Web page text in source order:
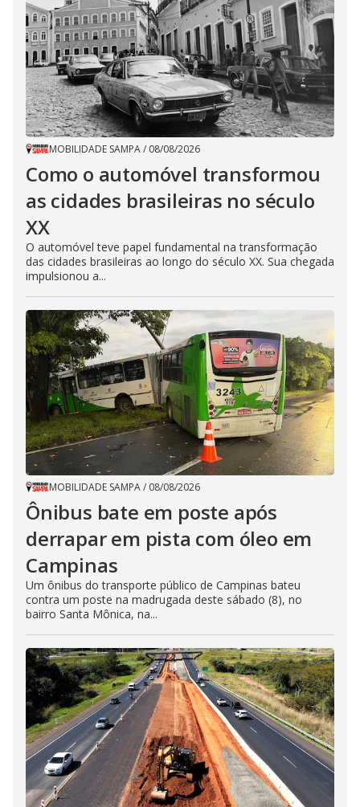
MOBILIDADE SAMPA/ 08/08/2026
Como o automóvel transformou
as cidades brasileiras no século
XX
O automóvel teve papel fundamental na transformação
das cidades brasileiras ao longo do século XX. Sua chegada
impulsionou a...
MOBILIDADE SAMPA/ 08/08/2026
Ônibus bate em poste após
derrapar em pista com óleo em
Campinas
Um ônibus do transporte público de Campinas bateu
contra um poste na madrugada deste sábado (8), no
bairro Santa Mônica, na...